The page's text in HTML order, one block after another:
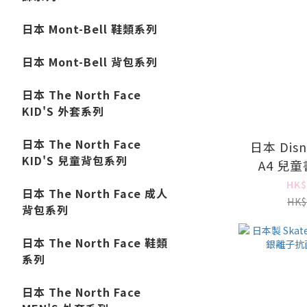
日本 Mont-Bell 鞋類系列
日本 Mont-Bell 背包系列
日本 The North Face
KID'S 外套系列
日本 The North Face
KID'S 兒童背包系列
日本 The North Face 成人
背包系列
日本 The North Face 鞋類
系列
日本 The North Face
日本
A4 兒